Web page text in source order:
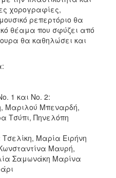
χορογραφίες,
ρεπερτόριο θα
θέαμα που σφύζει από
θα καθηλώσει και
1 και Νο. 2:
Μαριλού Μπεναρδή,
Τσύπι, Πηνελόπη
Μαρία Ειρήνη
Μαυρή,
Σαμωνάκη Μαρίνα